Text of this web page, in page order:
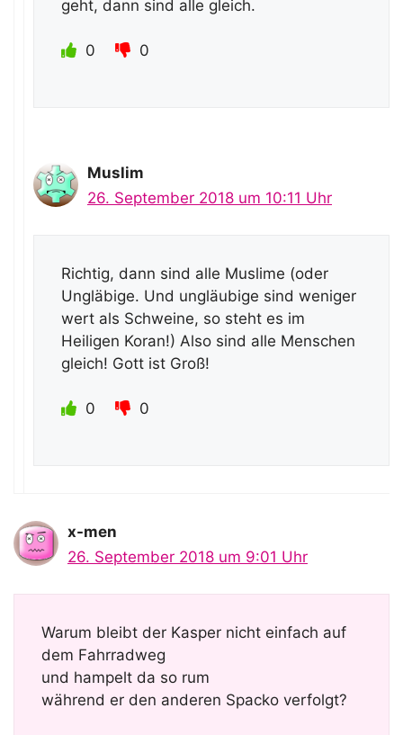
geht, dann sind alle gleich.
0 0
Muslim
26. September 2018 um 10:11 Uhr
Richtig, dann sind alle Muslime (oder
Ungläbige. Und ungläubige sind weniger
wert als Schweine, so steht es im
Heiligen Koran!) Also sind alle Menschen
gleich! Gott ist Groß!
0 0
x-men
26. September 2018 um 9:01 Uhr
Warum bleibt der Kasper nicht einfach auf
dem Fahrradweg
und hampelt da so rum
während er den anderen Spacko verfolgt?